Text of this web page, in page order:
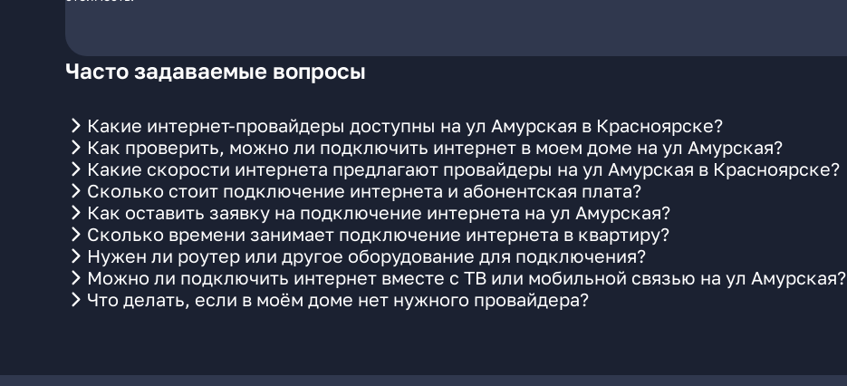
Часто задаваемые вопросы
Какие интернет-провайдеры доступны на ул Амурская в Красноярске?
Как проверить, можно ли подключить интернет в моем доме на ул Амурская?
Какие скорости интернета предлагают провайдеры на ул Амурская в Красноярске?
Сколько стоит подключение интернета и абонентская плата?
Как оставить заявку на подключение интернета на ул Амурская?
Сколько времени занимает подключение интернета в квартиру?
Нужен ли роутер или другое оборудование для подключения?
Можно ли подключить интернет вместе с ТВ или мобильной связью на ул Амурская?
Что делать, если в моём доме нет нужного провайдера?